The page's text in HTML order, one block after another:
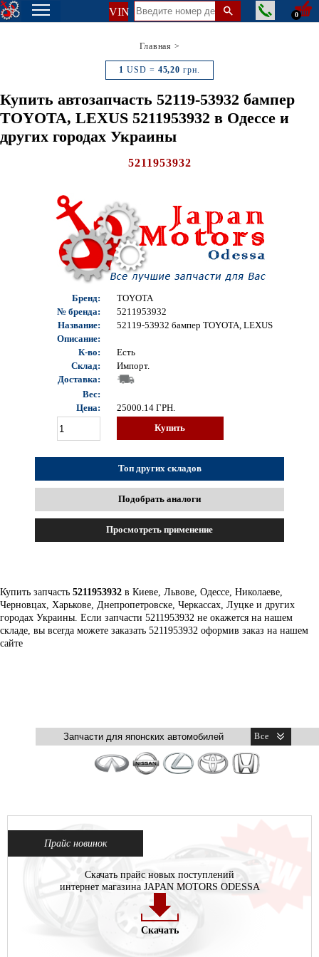
VIN 0
Главная >
1 USD = 45,20 грн.
Купить автозапчасть 52119-53932 бампер
TOYOTA, LEXUS 5211953932 в Одессе и
других городах Украины
5211953932
Бренд:
TOYOTA
№ бренда:
5211953932
Название:
52119-53932 бампер TOYOTA, LEXUS
Описание:
К-во:
Есть
Склад:
Импорт.
Доставка:
Вес:
Цена:
25000.14 ГРН.
Купить
Топ других складов
Подобрать аналоги
Просмотреть применение
Купить запчасть 5211953932 в Киеве, Львове, Одессе, Николаеве,
Черновцах, Харькове, Днепропетровске, Черкассах, Луцке и других
городах Украины. Если запчасти 5211953932 не окажется на нашем
складе, вы всегда можете заказать 5211953932 оформив заказ на нашем
сайте
Прайс новинок
Скачать прайс новых поступлений
интернет магазина JAPAN MOTORS ODESSA
Скачать